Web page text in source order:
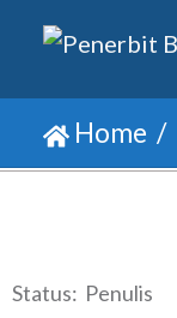
Home
Status: Penulis